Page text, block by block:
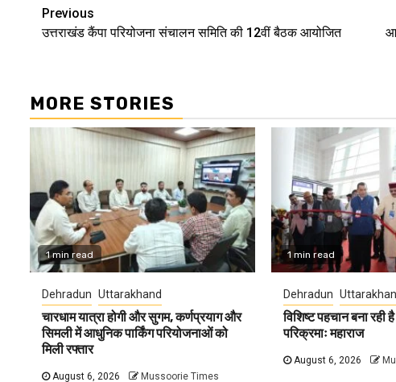
Continue
Reading
Previous
उत्तराखंड कैंपा परियोजना संचालन समिति की 12वीं बैठक आयोजित
MORE STORIES
1 min read
Dehradun Uttarakhand
चारधाम यात्रा होगी और सुगम, कर्णप्रयाग और
सिमली में आधुनिक पार्किंग परियोजनाओं को
मिली रफ्तार
August 6, 2026 Mussoorie Times
1 min read
Dehradun
विशिष्ट पहचान बना
परिक्रमाः महाराज
August 6, 2026